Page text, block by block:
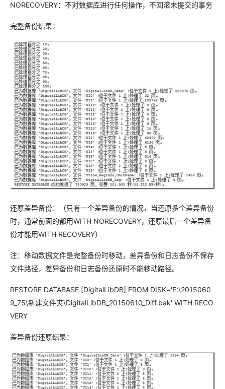
NORECOVERY：不对数据库进行任何操作，不回滚未提交的事务
完整备份结果：
还原差异备份：（只有一个差异备份的情况，当还原多个差异备份
时，通常前面的都用WITH NORECOVERY，还原最后一个差异备
份才能用WITH RECOVERY）
注：移动数据文件是完整备份时移动，差异备份和日志备份不保存
文件路径，差异备份和日志备份还原时不能移动路径。
RESTORE DATABASE [DigitalLibDB] FROM DISK='E:\2015060
9_75\新建文件夹\DigitalLibDB_20150610_Diff.bak' WITH RECO
VERY
差异备份还原结果：